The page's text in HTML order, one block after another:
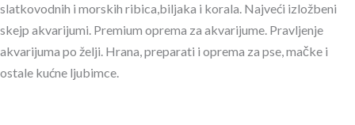
slatkovodnih i morskih ribica,biljaka i korala. Najveći izložbeni
skejp akvarijumi. Premium oprema za akvarijume. Pravljenje
akvarijuma po želji. Hrana, preparati i oprema za pse, mačke i
ostale kućne ljubimce.